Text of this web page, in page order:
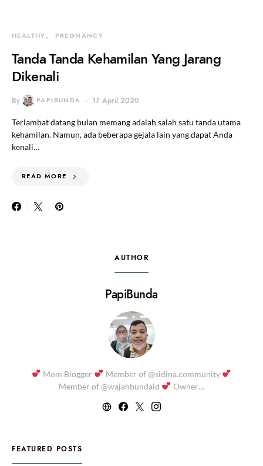
HEALTHY PREGNANCY
Tanda Tanda Kehamilan Yang Jarang
Dikenali
By PAPIBUNDA 17 April 2020
Terlambat datang bulan memang adalah salah satu tanda utama
kehamilan. Namun, ada beberapa gejala lain yang dapat Anda
kenali…
READ MORE
AUTHOR
PapiBunda
Mom Blogger
Member of @sidina.community
Member of @wajahbundaid
Owner…
FEATURED POSTS